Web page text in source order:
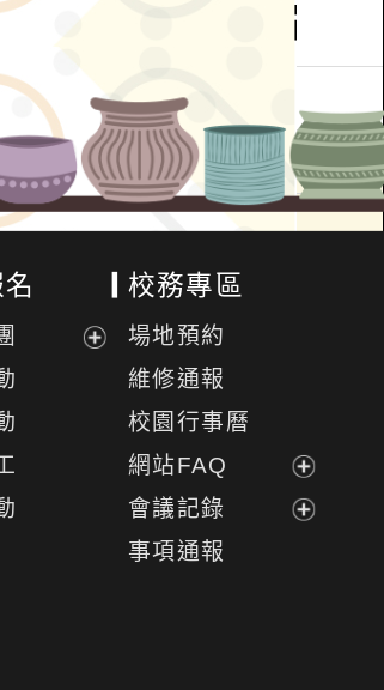
校務專區
場地預約
維修通報
校園行事曆
網站FAQ
展
會議記錄
事項通報